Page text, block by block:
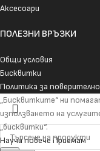
Аксесоари
ПОЛЕЗНИ ВРЪЗКИ
Общи условия
Бисквитки
Политика за
„Бисквитките“ ни
използването на
„бисквитки“.
Научи повече Приемам